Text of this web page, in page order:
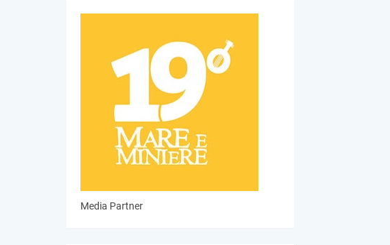
Media Partner